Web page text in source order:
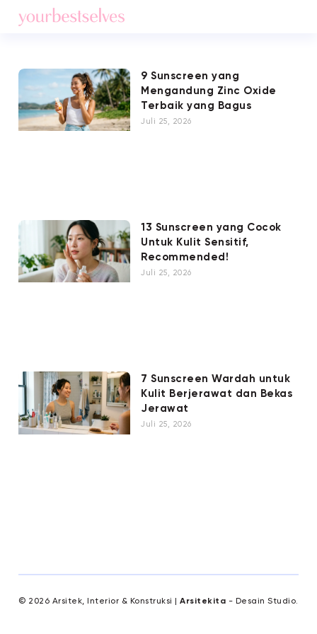
9 Sunscreen yang
Mengandung Zinc Oxide
Terbaik yang Bagus
Juli 25, 2026
13 Sunscreen yang Cocok
Untuk Kulit Sensitif,
Recommended!
Juli 25, 2026
7 Sunscreen Wardah untuk
Kulit Berjerawat dan Bekas
Jerawat
Juli 25, 2026
© 2026 Arsitek, Interior & Konstruksi |Arsitekita - Desain Studio.